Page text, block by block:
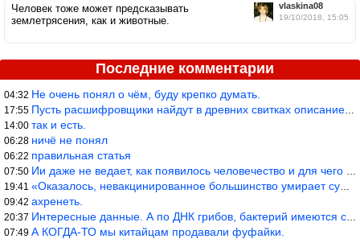
vlaskina08
19/10/2018, 15:05
Человек тоже может предсказывать
землетрясения, как и животные.
Последние комментарии
04:32 Не очень понял о чём, буду крепко думать.
17:55 Пусть расшифровщики найдут в древних свитках описание классифика
14:00 так и есть.
06:28 ничё не понял
06:22 правильная статья
07:50 Ии даже не ведает, как появилось человечество и для чего оно сущ
19:41 «Оказалось, невакцинированное большинство умирает существенно ча
09:42 ахренеть.
20:37 Интересные данные. А по ДНК грибов, бактерий имеются сведения из
07:49 А КОГДА-ТО мы китайцам продавали фуфайки.